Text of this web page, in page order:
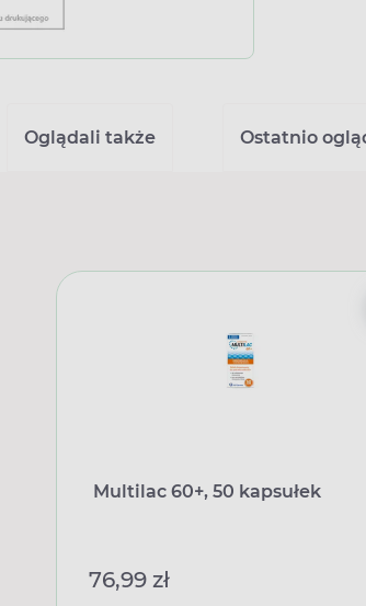
Oglądali także Ostatnio
Multilac 60+, 50 kapsułek
76,99 zł